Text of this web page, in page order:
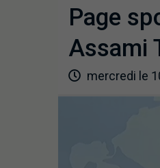
Page
Assami
mercredi le